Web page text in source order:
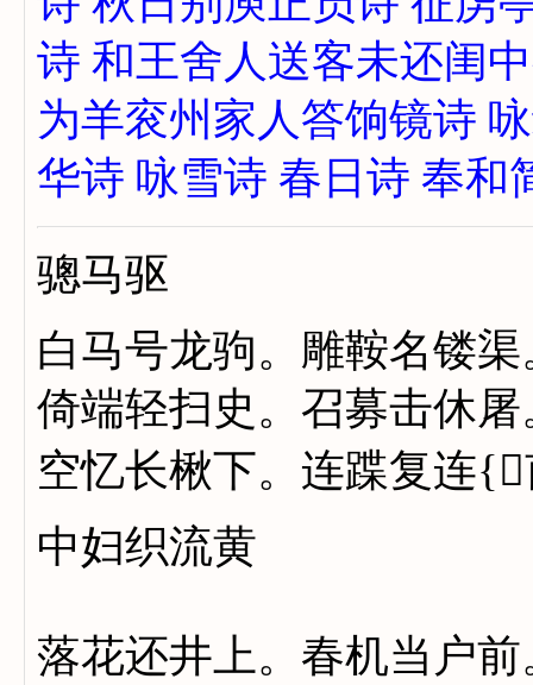
诗 和王舍人送客未还闺
为羊衮州家人答饷镜诗
华诗 咏雪诗 春日诗 奉和
骢马驱
白马号龙驹。雕鞍名镂
倚端轻扫史。召募击休
空忆长楸下。连蹀复连
中妇织流黄
落花还井上。春机当户